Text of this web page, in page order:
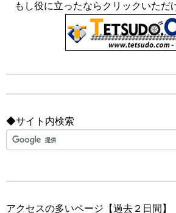
もし役に立ったならクリックいただ
◆サイト内検索
アクセスの多いページ【過去２日間】